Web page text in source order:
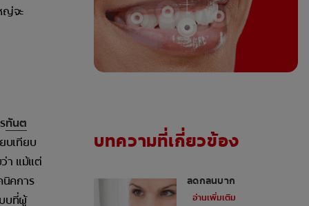
ญ่จะ
ทันต
บเทียบ
า แม้แต่
นิคการ
บที่ผู้
บทความที่เกี่ยวข้อง
ลดกลิ่นปาก
อ่านเพิ่มเติม